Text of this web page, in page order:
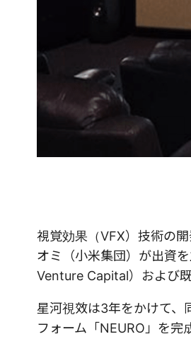
視覚効果（VFX）技術の
オミ（小米集団）が出資
Venture Capital）および
星河視效は3年をかけて、
フォーム「NEURO」を完